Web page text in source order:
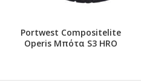
Portwest Compositelite
Operis Μπότα S3 HRO